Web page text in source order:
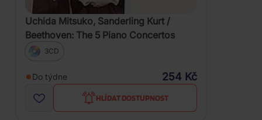
Uchida Mitsuko, Sanderling Kurt /
Beethoven: The 5 Piano Concertos
3CD
Do týdne 254 Kč
HLÍDAT DOSTUPNOST